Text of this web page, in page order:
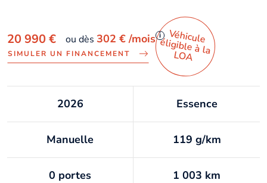
20 990 € ou dès 302 €/mois i
SIMULER UN FINANCEMENT
Véhicule
éligible à la
LO
A
2026 Essence
Manuelle 119 g/km
0 portes 1 003 km